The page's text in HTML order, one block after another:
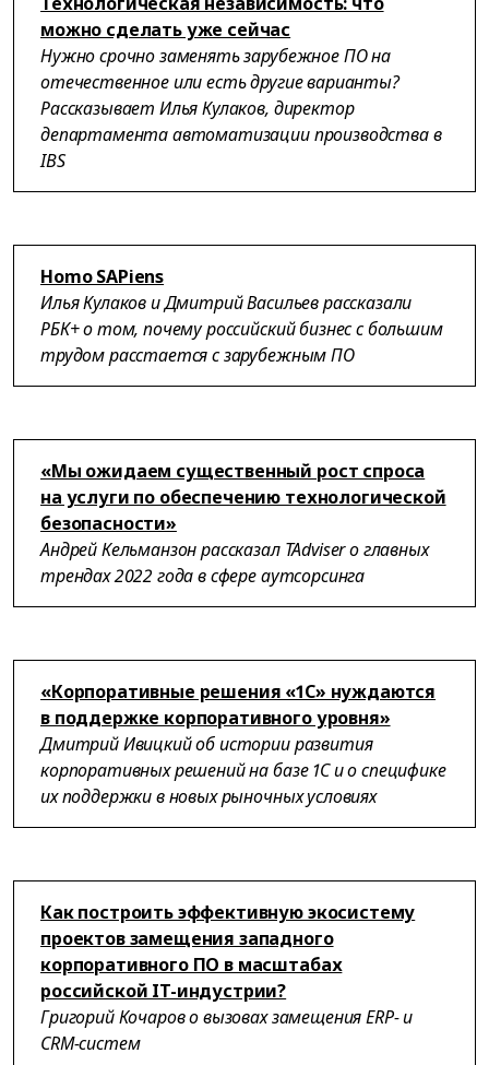
можно сделать уже сейчас
Нужно срочно заменять зарубежное ПО на
отечественное или есть другие варианты?
Рассказывает Илья Кулаков, директор
департамента автоматизации производства в
IBS
Homo SAPiens
Илья Кулаков и Дмитрий Васильев рассказали
РБК+ о том, почему российский бизнес с большим
трудом расстается с зарубежным ПО
«Мы ожидаем существенный рост спроса
на услуги по обеспечению технологической
безопасности»
Андрей Кельманзон рассказал TAdviser о главных
трендах 2022 года в сфере аутсорсинга
«Корпоративные решения «1С» нуждаются
в поддержке корпоративного уровня»
Дмитрий Ивицкий об истории развития
корпоративных решений на базе 1С и о специфике
их поддержки в новых рыночных условиях
Как построить эффективную экосистему
проектов замещения западного
корпоративного ПО в масштабах
российской IT-индустрии?
Григорий Кочаров о вызовах замещения ERP- и
CRM-систем